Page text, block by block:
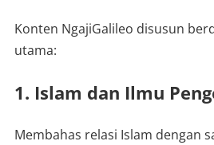
Konten NgajiGalileo disusun
utama:
1. Islam dan Ilmu
Membahas relasi Islam dengan